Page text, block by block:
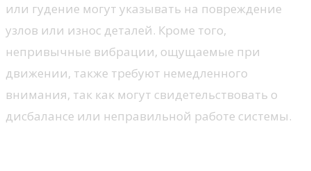
или гудение могут указывать на повреждение
узлов или износ деталей. Кроме того,
непривычные вибрации, ощущаемые при
движении, также требуют немедленного
внимания, так как могут свидетельствовать о
дисбалансе или неправильной работе системы.